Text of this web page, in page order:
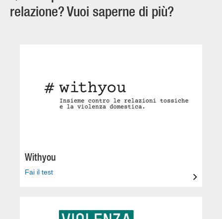
relazione? Vuoi saperne di più?
Withyou
Fai il test